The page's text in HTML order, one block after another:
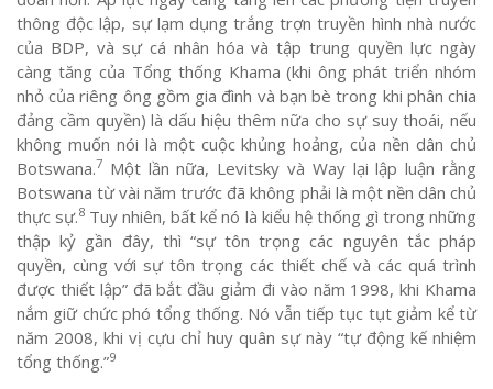
thông độc lập, sự lạm dụng trắng trợn truyền hình nhà nước
của BDP, và sự cá nhân hóa và tập trung quyền lực ngày
càng tăng của Tổng thống Khama (khi ông phát triển nhóm
nhỏ của riêng ông gồm gia đình và bạn bè trong khi phân chia
đảng cầm quyền) là dấu hiệu thêm nữa cho sự suy thoái, nếu
không muốn nói là một cuộc khủng hoảng, của nền dân chủ
Botswana.7 Một lần nữa, Levitsky và Way lại lập luận rằng
Botswana từ vài năm trước đã không phải là một nền dân chủ
thực sự.8 Tuy nhiên, bất kể nó là kiểu hệ thống gì trong những
thập kỷ gần đây, thì “sự tôn trọng các nguyên tắc pháp
quyền, cùng với sự tôn trọng các thiết chế và các quá trình
được thiết lập” đã bắt đầu giảm đi vào năm 1998, khi Khama
nắm giữ chức phó tổng thống. Nó vẫn tiếp tục tụt giảm kể từ
năm 2008, khi vị cựu chỉ huy quân sự này “tự động kế nhiệm
tổng thống.”9